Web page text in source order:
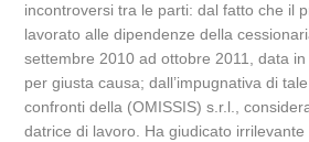
incontroversi tra le parti: dal fatto che il
lavorato alle dipendenze della
settembre 2010 ad ottobre 2011, data
per giusta causa; dall’impugnativa di
confronti della (OMISSIS) s.r.l.,
datrice di lavoro. Ha giudicato